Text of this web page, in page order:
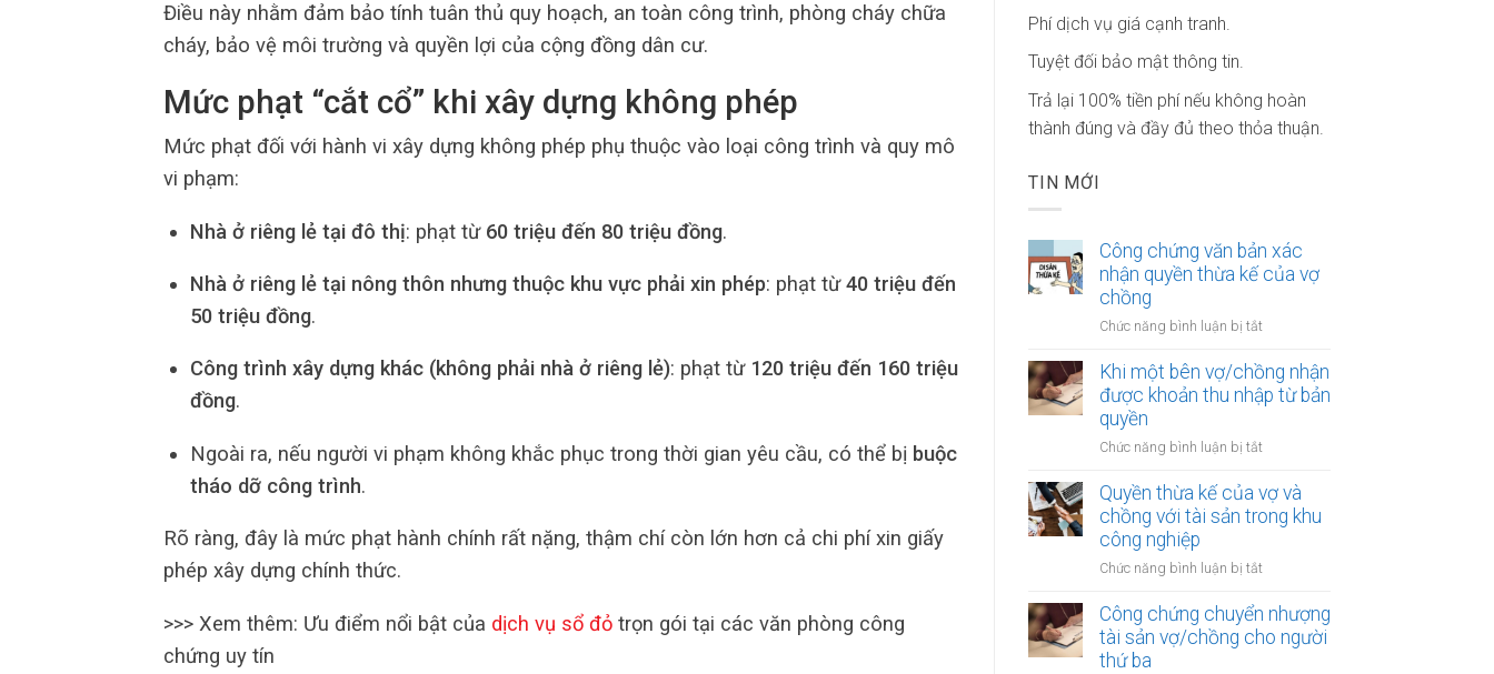
Điều này nhằm đảm bảo tính tuân thủ quy hoạch, an toàn công trình, phòng cháy chữa
cháy, bảo vệ môi trường và quyền lợi của cộng đồng dân cư.
Mức phạt “cắt cổ” khi xây dựng không phép
Mức phạt đối với hành vi xây dựng không phép phụ thuộc vào loại công trình và quy mô
vi phạm:
Nhà ở riêng lẻ tại đô thị: phạt từ 60 triệu đến 80 triệu đồng.
Nhà ở riêng lẻ tại nông thôn nhưng thuộc khu vực phải xin phép: phạt từ40 triệu đến
50 triệu đồng.
Công trình xây dựng khác (không phải nhà ở riêng lẻ): phạt từ 120 triệu đến 160 triệu
đồng.
Ngoài ra, nếu người vi phạm không khắc phục trong thời gian yêu cầu, có thể bị buộc
tháo dỡ công trình.
Rõ ràng, đây là mức phạt hành chính rất nặng, thậm chí còn lớn hơn cả chi phí xin giấy
phép xây dựng chính thức.
>>> Xem thêm: Ưu điểm nổi bật của dịch vụ sổ đỏ trọn gói tại các văn phòng công
chứng uy tín
Phí dịch vụ giá cạnh tranh.
Tuyệt đối bảo mật thông tin.
Trả lại 100% tiền phí nếu không hoàn
thành đúng và đầy đủ theo thỏa thuận.
TIN MỚI
Công chứng văn bản xác
nhận quyền thừa kế của vợ
chồng
Chức năng bình luận bị tắt
chứng
văn
bản
nhận
thừa
kế
Khi một bên vợ/chồng nhận
được khoản thu nhập từ bản
quyền
Chức năng bình luận bị tắt
một
bên
vợ/chồng
được
thu
nhập
Quyền thừa kế của vợ và
chồng với tài sản trong khu
công nghiệp
Chức năng bình luận bị tắt
thừa
kế
Công chứng chuyển nhượng
tài sản vợ/chồng cho người
thứ ba